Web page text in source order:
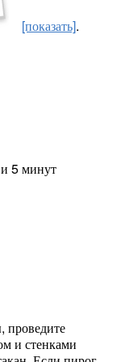
[показать].
5 минут
проведите
и стенками